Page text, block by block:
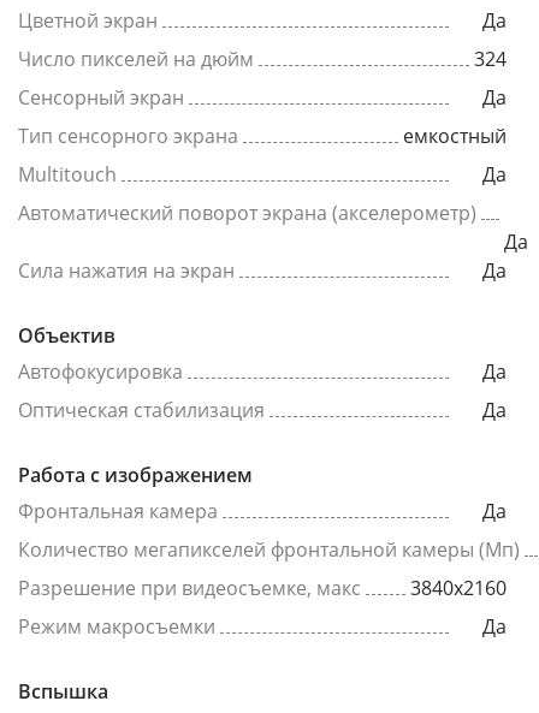
Цветной экран
Да
Число пикселей на дюйм
324
Сенсорный экран
Да
Тип сенсорного экрана
емкостный
Multitouch
Да
Автоматический поворот экрана (акселерометр)
Да
Сила нажатия на экран
Да
Объектив
Автофокусировка
Да
Оптическая стабилизация
Да
Работа с изображением
Фронтальная камера
Да
Количество мегапикселей фронтальной камеры (Мп)
Разрешение при видеосъемке, макс
3840x2160
Режим макросъемки
Да
Вспышка